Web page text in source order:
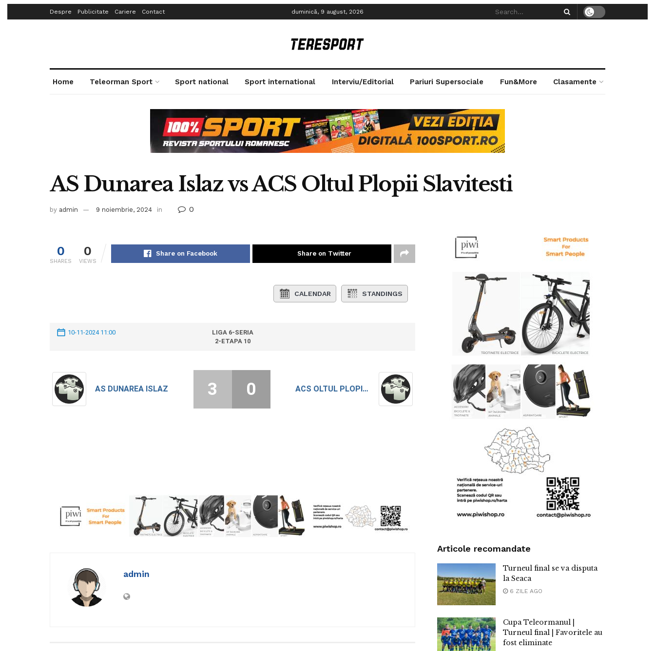
Despre Publicitate Cariere Contact duminică, 9 august, 2026
Home Teleorman Sport Sport national Sport international Interviu/Editorial Pariuri Supersociale Fun&More Clasamente
AS Dunarea Islaz vs ACS Oltul Plopii Slavitesti
by admin 9 noiembrie, 2024 in 0
0
SHARES
0
VIEWS
Share on Facebook Share on Twitter
CALENDAR STANDINGS
10-11-2024 11:00
LIGA 6-SERIA
2-ETAPA 10
AS DUNAREA ISLAZ ACS OLTUL PLOPII SLAVITESTI
3 0
admin
Articole recomandate
Turneul final se va disputa
la Seaca
6 ZILE AGO
Cupa Teleormanul |
Turneul final | Favoritele au
fost eliminate